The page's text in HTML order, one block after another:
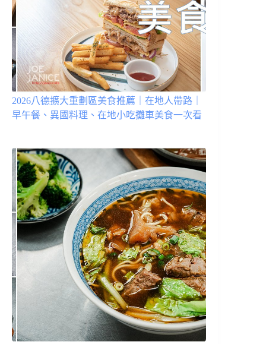
2026八德擴大重劃區美食推薦｜在地人帶路｜
早午餐、異國料理、在地小吃攤車美食一次看